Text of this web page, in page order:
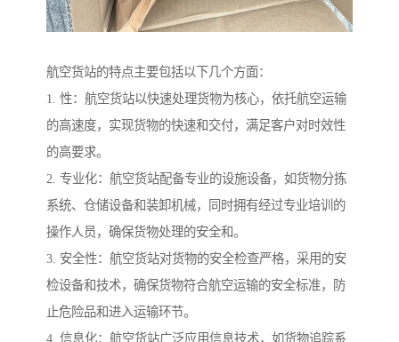
航空货站的特点主要包括以下几个方面：
1. 性：航空货站以快速处理货物为核心，依托航空运输
的高速度，实现货物的快速和交付，满足客户对时效性
的高要求。
2. 专业化：航空货站配备专业的设施设备，如货物分拣
系统、仓储设备和装卸机械，同时拥有经过专业培训的
操作人员，确保货物处理的安全和。
3. 安全性：航空货站对货物的安全检查严格，采用的安
检设备和技术，确保货物符合航空运输的安全标准，防
止危险品和进入运输环节。
4. 信息化：航空货站广泛应用信息技术，如货物追踪系